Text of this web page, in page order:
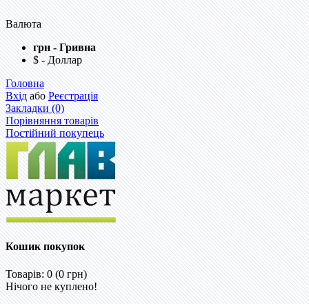
Валюта
грн - Гривна
$ - Доллар
Головна
ВхідабоРеєстрація
Закладки (0)
Порівняння товарів
Постійний покупець
Кошик покупок
Товарів: 0 (0 грн)
Нічого не куплено!